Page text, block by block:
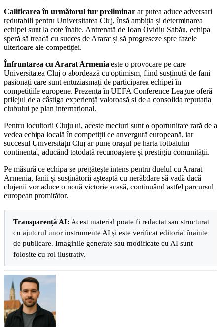
Calificarea în următorul tur preliminar ar putea aduce adversari
redutabili pentru Universitatea Cluj, însă ambiția și determinarea
echipei sunt la cote înalte. Antrenată de Ioan Ovidiu Sabău, echipa
speră să treacă cu succes de Ararat și să progreseze spre fazele
ulterioare ale competiției.
Înfruntarea cu Ararat Armenia este o provocare pe care
Universitatea Cluj o abordează cu optimism, fiind susținută de fani
pasionați care sunt entuziasmați de participarea echipei în
competițiile europene. Prezența în UEFA Conference League oferă
prilejul de a câștiga experiență valoroasă și de a consolida reputația
clubului pe plan internațional.
Pentru locuitorii Clujului, aceste meciuri sunt o oportunitate rară de a
vedea echipa locală în competiții de anvergură europeană, iar
succesul Universității Cluj ar pune orașul pe harta fotbalului
continental, aducând totodată recunoaștere și prestigiu comunității.
Pe măsură ce echipa se pregătește intens pentru duelul cu Ararat
Armenia, fanii și susținătorii așteaptă cu nerăbdare să vadă dacă
clujenii vor aduce o nouă victorie acasă, continuând astfel parcursul
european promițător.
Transparență AI: Acest material poate fi redactat sau structurat
cu ajutorul unor instrumente AI și este verificat editorial înainte
de publicare. Imaginile generate sau modificate cu AI sunt
folosite cu rol ilustrativ.